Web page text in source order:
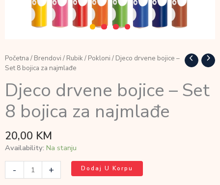
Početna / Brendovi / Rubik/ Pokloni / Djeco drvene bojice –
Set 8 bojica za najmlađe
Djeco drvene bojice – Set
8 bojica za najmlađe
20,00 KM
Availability: Na stanju
- + Dodaj U Korpu